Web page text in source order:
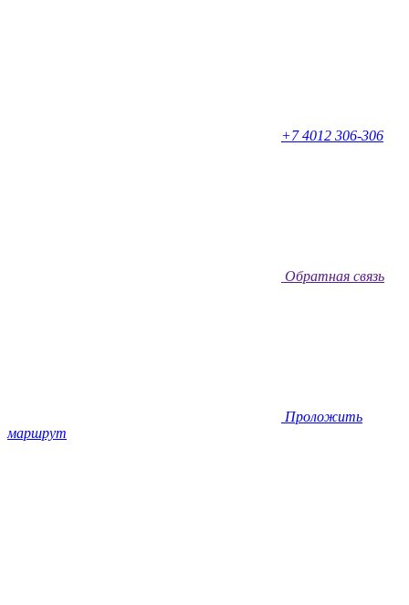
+7 4012 306-306
Обратная связь
Проложить
маршрут